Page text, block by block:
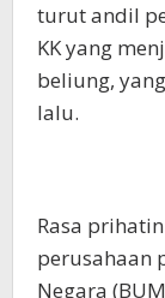
turut andil
KK yang
beliung,
lalu.
Rasa
perusahaan
Negara